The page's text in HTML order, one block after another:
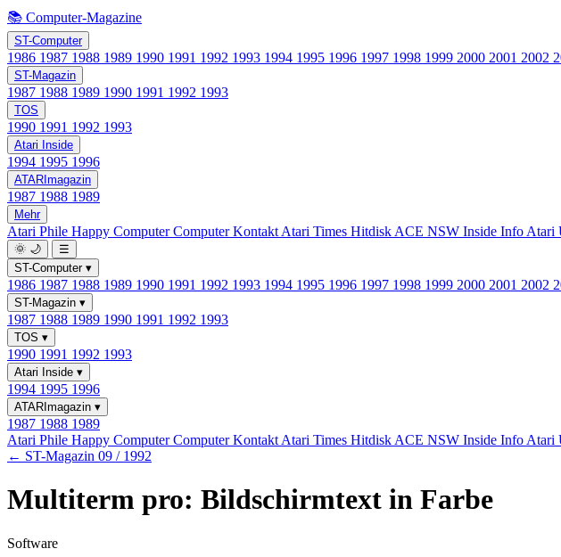
📚 Computer-Magazine
ST-Computer
1986 1987 1988 1989 1990 1991 1992 1993 1994 1995 1996 1997 1998 1999 2000 2001 2002
ST-Magazin
1987 1988 1989 1990 1991 1992 1993
TOS
1990 1991 1992 1993
Atari Inside
1994 1995 1996
ATARImagazin
1987 1988 1989
Mehr
Atari Phile Happy ComputerComputer Kontakt Atari Times Hitdisk ACE NSW Inside Info Atari
🌞 🌙
☰
ST-Computer ▾
1986 1987 1988 1989 1990 1991 1992 1993 1994 1995 1996 1997 1998 1999 2000 2001 2002
ST-Magazin ▾
1987 1988 1989 1990 1991 1992 1993
TOS ▾
1990 1991 1992 1993
Atari Inside ▾
1994 1995 1996
ATARImagazin ▾
1987 1988 1989
Atari Phile Happy ComputerComputer Kontakt Atari Times Hitdisk ACE NSW Inside Info Atari
← ST-Magazin 09 / 1992
Multiterm pro: Bildschirmtext in Farbe
Software